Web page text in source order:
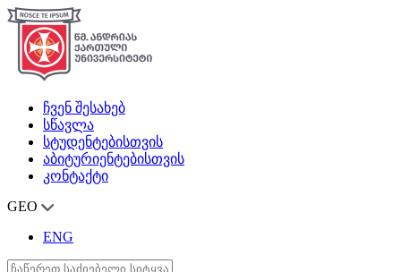
ჩვენ შესახებ
სწავლა
სტუდენტებისთვის
აბიტურიენტებისთვის
კონტაქტი
GEO
ENG